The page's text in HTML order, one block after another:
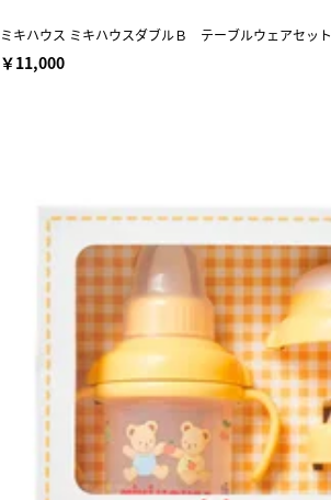
ミキハウス ミキハウスダブルＢ テーブルウェアセット
￥11,000